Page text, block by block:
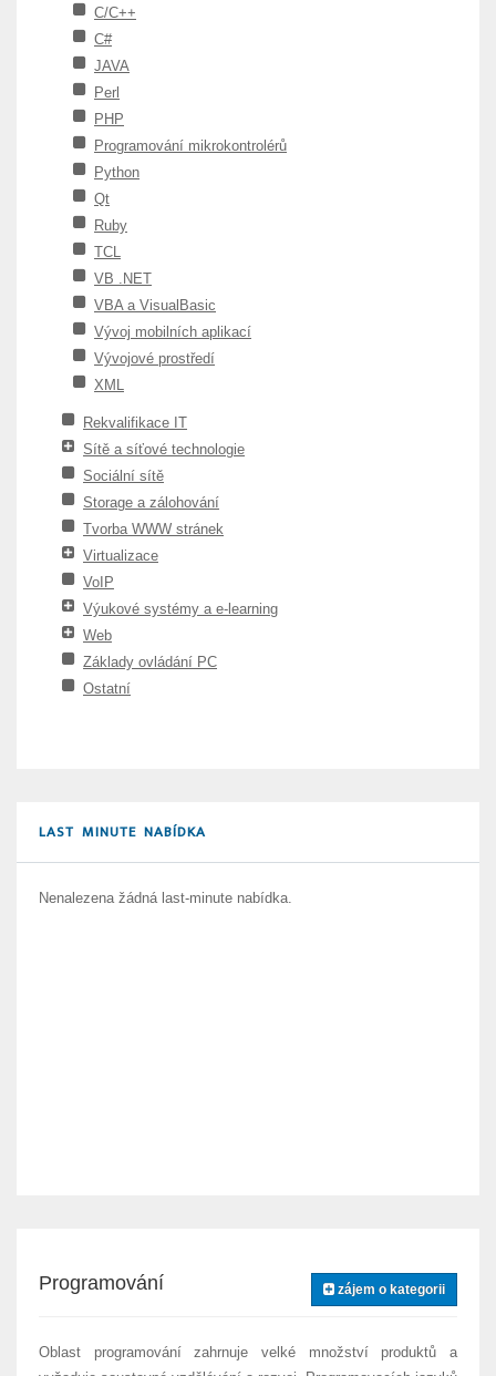
C/C++
C#
JAVA
Perl
PHP
Programování mikrokontrolérů
Python
Qt
Ruby
TCL
VB .NET
VBA a VisualBasic
Vývoj mobilních aplikací
Vývojové prostředí
XML
Rekvalifikace IT
Sítě a síťové technologie
Sociální sítě
Storage a zálohování
Tvorba WWW stránek
Virtualizace
VoIP
Výukové systémy a e-learning
Web
Základy ovládání PC
Ostatní
LAST MINUTE NABÍDKA
Nenalezena žádná last-minute nabídka.
zájem o kategorii
Programování
Oblast programování zahrnuje velké množství produktů a